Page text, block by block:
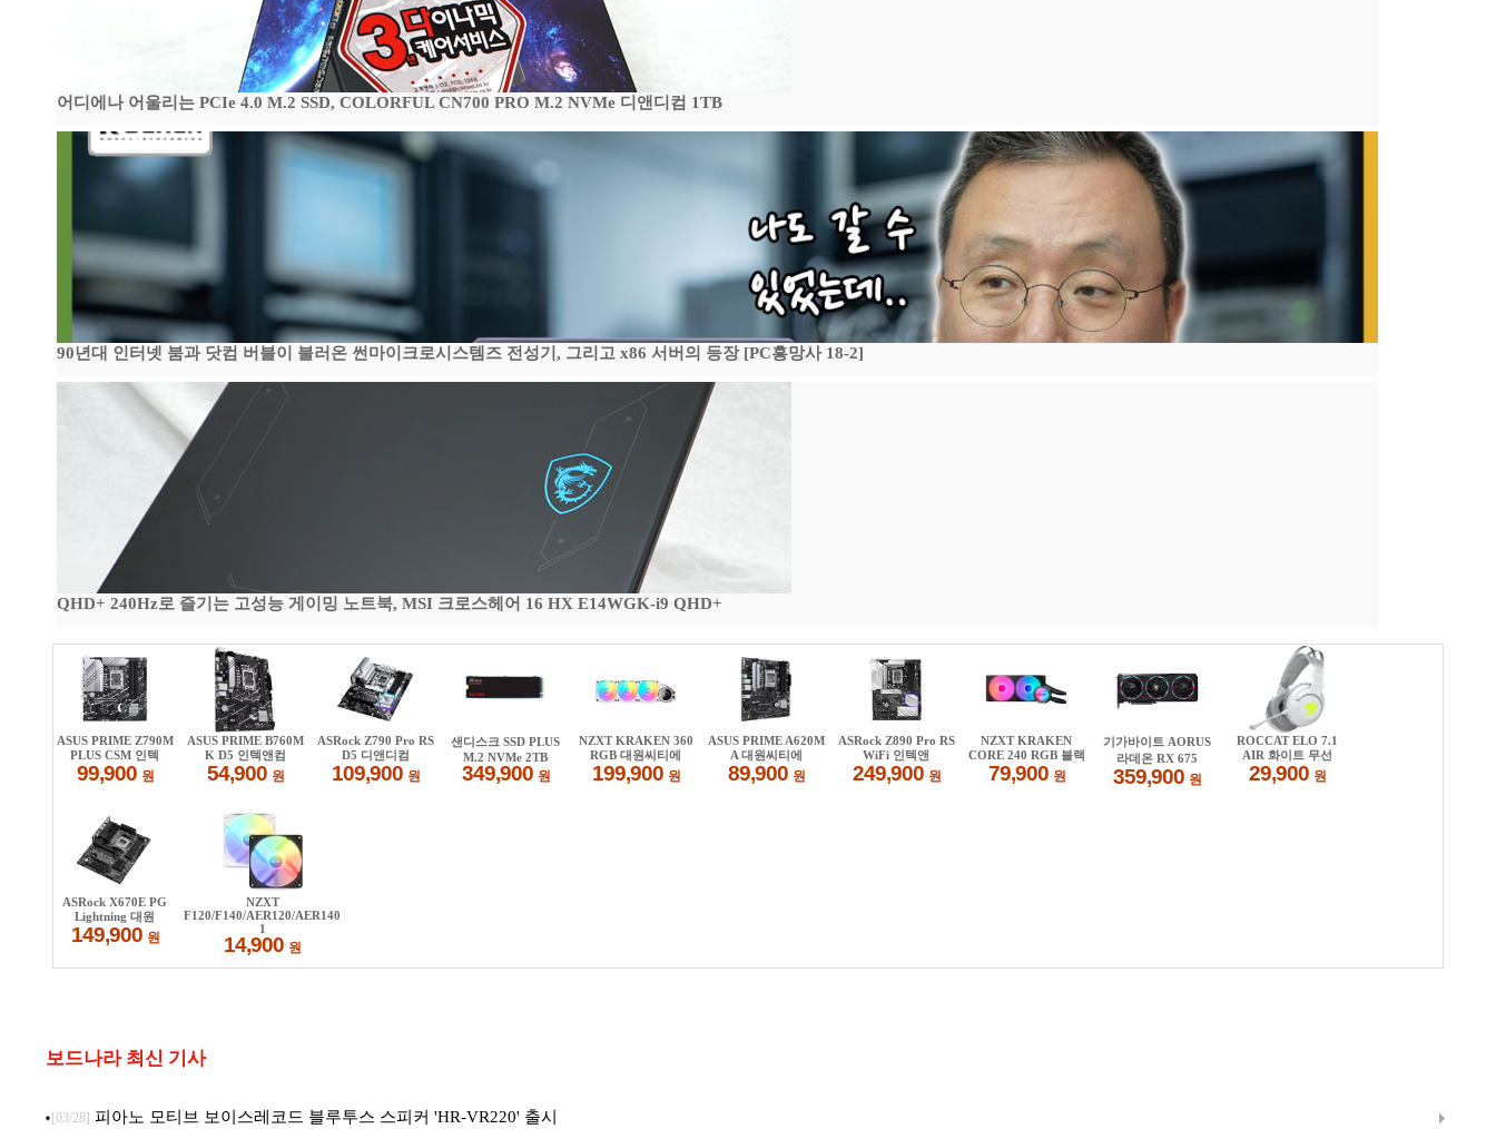
어디에나 어울리는 PCIe 4.0 M.2 SSD, COLORFUL CN700 PRO M.2 NVMe 디앤디컴 1TB
90년대 인터넷 붐과 닷컴 버블이 불러온 썬마이크로시스템즈 전성기, 그리고 x86 서버의 등장 [PC흥망사 18-2]
QHD+ 240Hz로 즐기는 고성능 게이밍 노트북, MSI 크로스헤어 16 HX E14WGK-i9 QHD+
보드나라 최신 기사
[03/28] 피아노 모티브 보이스레코드 블루투스 스피커 'HR-VR220' 출시